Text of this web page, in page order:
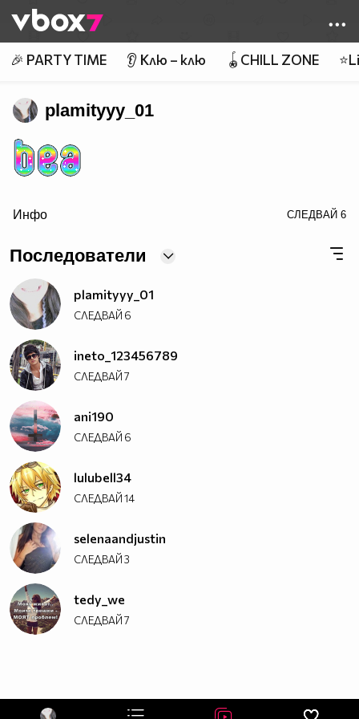
👾
🎉 PARTY TIME 👂 Клю – клю 🪀CHILL ZONE
plamityyy_01
Инфо СЛЕДВАЙ 6
Последователи
plamityyy_01
СЛЕДВАЙ 6
ineto_123456789
СЛЕДВАЙ7
ani190
СЛЕДВАЙ 6
lulubell34
СЛЕДВАЙ14
selenaandjustin
СЛЕДВАЙ3
tedy_we
СЛЕДВАЙ7